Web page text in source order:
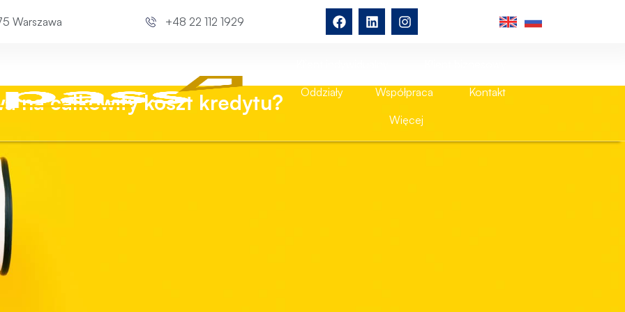
Warszawa +48 22 112 1929
Oddziały
Współpraca
Kontakt
Więcej
na całkowity koszt kredytu?